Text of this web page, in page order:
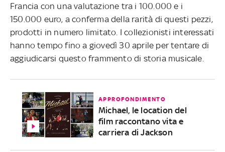
Francia con una valutazione tra i 100.000 e i
150.000 euro, a conferma della rarità di questi pezzi,
prodotti in numero limitato. I collezionisti interessati
hanno tempo fino a giovedì 30 aprile per tentare di
aggiudicarsi questo frammento di storia musicale.
APPROFONDIMENTO
Michael, le location del
film raccontano vita e
carriera di Jackson